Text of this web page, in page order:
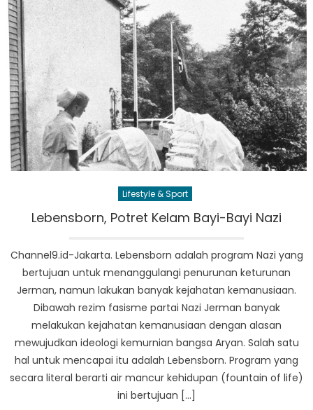
Lifestyle & Sport
Lebensborn, Potret Kelam Bayi-Bayi Nazi
Channel9.id-Jakarta. Lebensborn adalah program Nazi yang
bertujuan untuk menanggulangi penurunan keturunan
Jerman, namun lakukan banyak kejahatan kemanusiaan.
Dibawah rezim fasisme partai Nazi Jerman banyak
melakukan kejahatan kemanusiaan dengan alasan
mewujudkan ideologi kemurnian bangsa Aryan. Salah satu
hal untuk mencapai itu adalah Lebensborn. Program yang
secara literal berarti air mancur kehidupan (fountain of life)
ini bertujuan […]